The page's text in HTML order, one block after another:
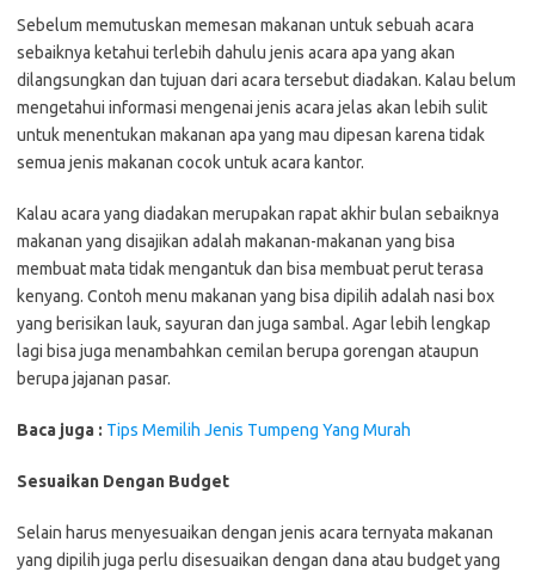
Sebelum memutuskan memesan makanan untuk sebuah acara
sebaiknya ketahui terlebih dahulu jenis acara apa yang akan
dilangsungkan dan tujuan dari acara tersebut diadakan. Kalau belum
mengetahui informasi mengenai jenis acara jelas akan lebih sulit
untuk menentukan makanan apa yang mau dipesan karena tidak
semua jenis makanan cocok untuk acara kantor.
Kalau acara yang diadakan merupakan rapat akhir bulan sebaiknya
makanan yang disajikan adalah makanan-makanan yang bisa
membuat mata tidak mengantuk dan bisa membuat perut terasa
kenyang. Contoh menu makanan yang bisa dipilih adalah nasi box
yang berisikan lauk, sayuran dan juga sambal. Agar lebih lengkap
lagi bisa juga menambahkan cemilan berupa gorengan ataupun
berupa jajanan pasar.
Baca juga : Tips Memilih Jenis Tumpeng Yang Murah
Sesuaikan Dengan Budget
Selain harus menyesuaikan dengan jenis acara ternyata makanan
yang dipilih juga perlu disesuaikan dengan dana atau budget yang